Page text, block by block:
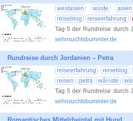
westasien wüste asien
reiseblog
reiseerfahrung
Tag 5 der Rundreise durch
sehnsuchtsbummler.de
Rundreise durch Jordanien – Petra
reiseerfahrung reiseblog
reisen
petra wã¼ste
Tag 5 der Rundreise durch
sehnsuchtsbummler.de